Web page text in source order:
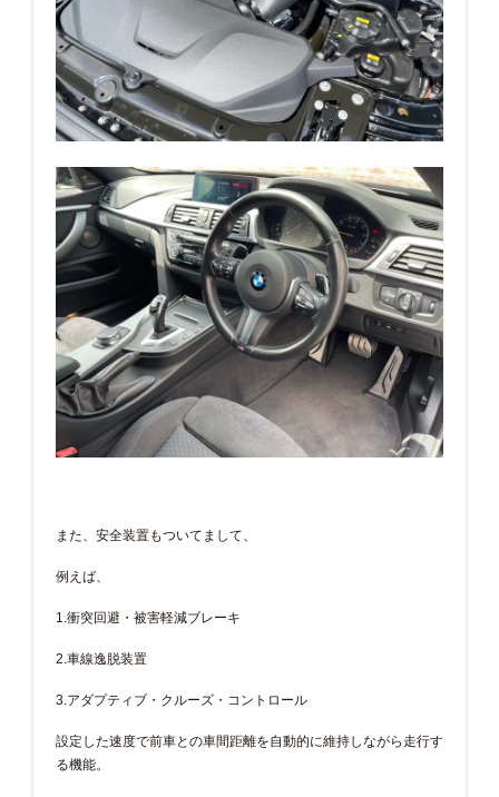
また、安全装置もついてまして、
例えば、
1.衝突回避・被害軽減ブレーキ
2.車線逸脱装置
3.アダプティブ・クルーズ・コントロール
設定した速度で前車との車間距離を自動的に維持しながら走行す
る機能。